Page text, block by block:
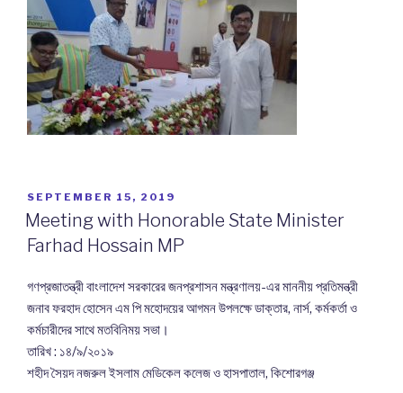
POSTED
ON
SEPTEMBER 15, 2019
Meeting with Honorable State Minister
Farhad Hossain MP
গণপ্রজাতন্ত্রী বাংলাদেশ সরকারের জনপ্রশাসন মন্ত্রণালয়-এর মাননীয় প্রতিমন্ত্রী
জনাব ফরহাদ হোসেন এম পি মহোদয়ের আগমন উপলক্ষে ডাক্তার, নার্স, কর্মকর্তা ও
কর্মচারীদের সাথে মতবিনিময় সভা।
তারিখ : ১৪/৯/২০১৯
শহীদ সৈয়দ নজরুল ইসলাম মেডিকেল কলেজ ও হাসপাতাল, কিশোরগঞ্জ